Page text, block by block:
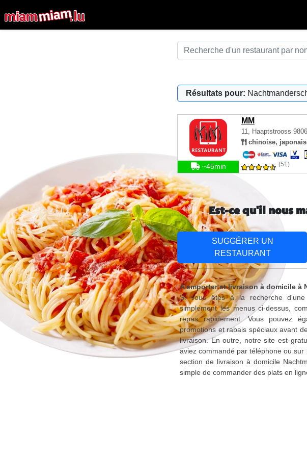
Résultats pour:
MM
11, Haaptstrooss
chinoise,
~45min (51)
Est-ce qu'il nous
SUGGÉRER UN
RESTAURANT
A emporter et livraison à domicile à
Si vous êtes à la recherche d'une
simplement les menus ci-dessus,
repas rapidement. Vous pouvez
promotions et rabais spéciaux avant
livraison. En outre, notre site est
aviez commandé par téléphone ou
section de livraison à domicile
simple de commander des plats en